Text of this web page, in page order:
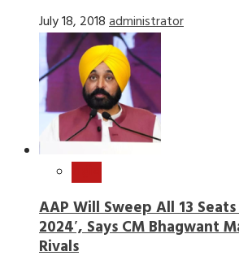
July 18, 2018administrator
AAP Will Sweep All 13
2024′, Says CM Bhagwant
Rivals